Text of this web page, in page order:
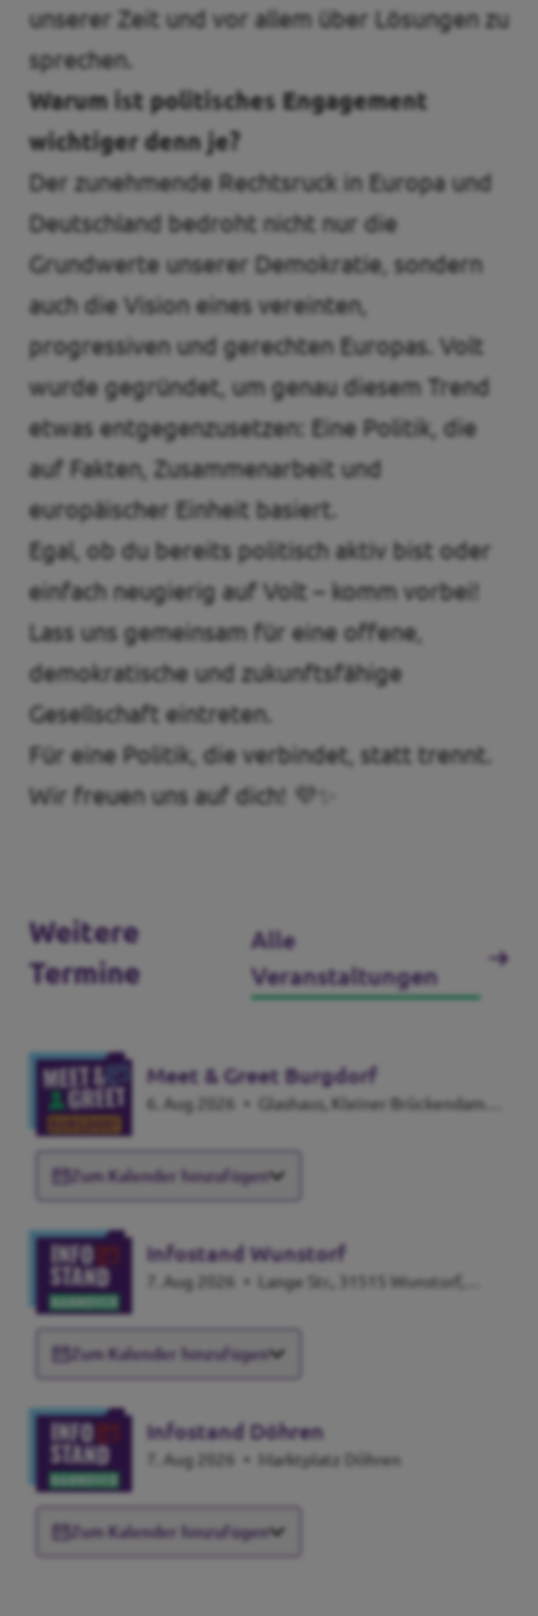
unserer Zeit und vor allem über Lösungen zu
sprechen.
Warum ist politisches Engagement
wichtiger denn je?
Der zunehmende Rechtsruck in Europa und
Deutschland bedroht nicht nur die
Grundwerte unserer Demokratie, sondern
auch die Vision eines vereinten,
progressiven und gerechten Europas. Volt
wurde gegründet, um genau diesem Trend
etwas entgegenzusetzen: Eine Politik, die
auf Fakten, Zusammenarbeit und
europäischer Einheit basiert.
Egal, ob du bereits politisch aktiv bist oder
einfach neugierig auf Volt – komm vorbei!
Lass uns gemeinsam für eine offene,
demokratische und zukunftsfähige
Gesellschaft eintreten.
Für eine Politik, die verbindet, statt trennt.
Wir freuen uns auf dich! 💜✨
Weitere
Termine
Alle
Veranstaltungen
Meet & Greet Burgdorf
6. Aug 2026 •
Zum Kalender hinzufügen
Infostand Wunstorf
7. Aug 2026 •
Zum Kalender hinzufügen
Infostand Döhren
7. Aug 2026 • Marktplatz Döhren
Zum Kalender hinzufügen